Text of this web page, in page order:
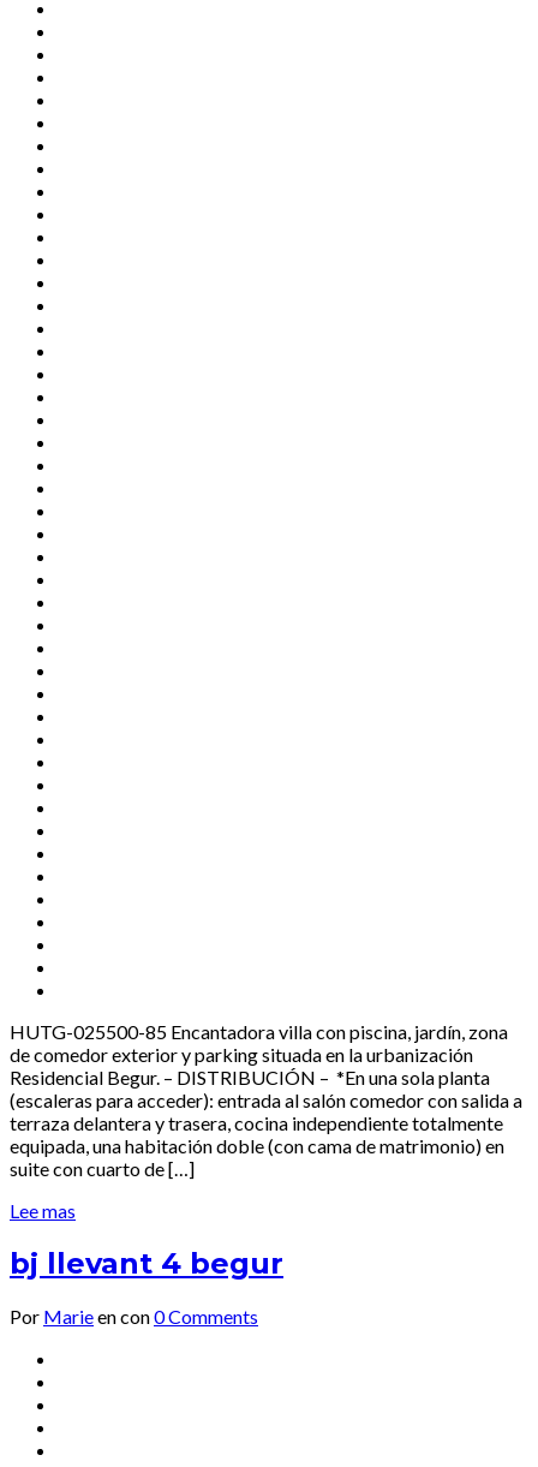
HUTG-025500-85 Encantadora villa con piscina, jardín, zona
de comedor exterior y parking situada en la urbanización
Residencial Begur. – DISTRIBUCIÓN – *En una sola planta
(escaleras para acceder): entrada al salón comedor con salida a
terraza delantera y trasera, cocina independiente totalmente
equipada, una habitación doble (con cama de matrimonio) en
suite con cuarto de […]
Lee mas
bj llevant 4 begur
Por Marieencon0 Comments